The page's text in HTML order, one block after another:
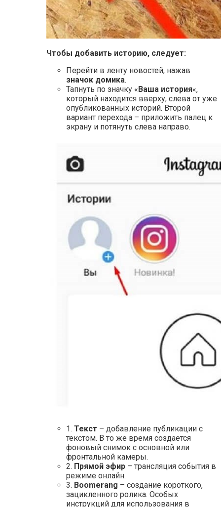
Чтобы добавить историю, следует:
Перейти в ленту новостей, нажав
значок домика.
Тапнуть по значку «Ваша история«,
который находится вверху, слева от уже
опубликованных историй. Второй
вариант перехода – приложить палец к
экрану и потянуть слева направо.
1. Текст – добавление публикации с
текстом. В то же время создается
фоновый снимок с основной или
фронтальной камеры.
2. Прямой эфир – трансляция события в
режиме онлайн.
3. Boomerang – создание короткого,
зацикленного ролика. Особых
инструкций для использования в